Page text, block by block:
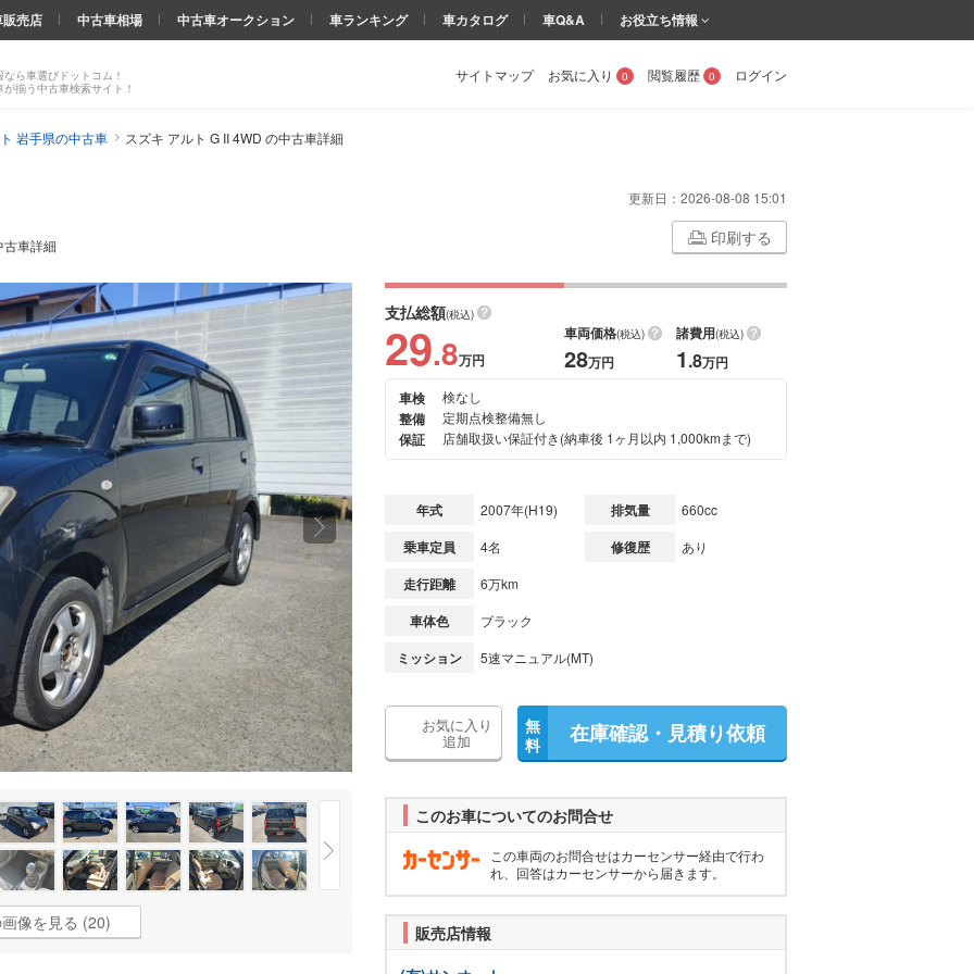
ら車選びドットコム！
揃う中古車検索サイト！
サイトマップ お気に入り 0 閲覧履歴 0 ログイン
売店 中古車相場 中古車オークション 車ランキング 車カタログ 車Q&A お役立ち情報
岩手県の中古車 スズキ アルト G II 4WD の中古車詳細
更新日： 2026-08-08 15:01
古車詳細 印刷する
次の
画像
像を見る (20)
支払総額(税込)
29.8万円
車両価格(税込)
28万円
諸費用(税込)
1.8万円
車検
検なし
整備 定期点検整備無し
保証 店舗取扱い保証付き(納車後 1ヶ月以内 1,000kmまで)
年式 2007年(H19) 排気量 660cc
乗車定員 4名 修復歴 あり
走行距離 6万km
車体色 ブラック
ミッション 5速マニュアル(MT)
お気に入り
追加
無
料
在庫確認・見積り依頼
このお車についてのお問合せ
この車両のお問合せはカーセンサー経由で行わ
れ、回答はカーセンサーから届きます。
販売店情報